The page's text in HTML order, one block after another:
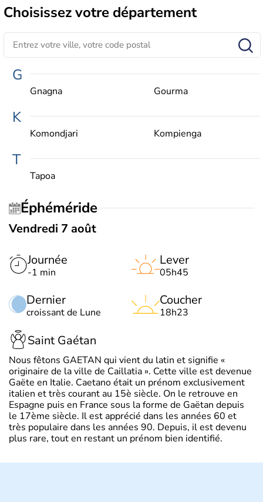
Choisissezvotre département
G
Gnagna Gourma
K
Komondjari Kompienga
T
Tapoa
Éphéméride
Vendredi 7 août
Journée
-1 min
Dernier
croissant de Lune
Lever
05h45
Coucher
18h23
Saint Gaétan
Nous fêtons GAETAN qui vient du latin et signifie «
originaire de la ville de Caillatia ». Cette ville est devenue
Gaëte en Italie. Caetano était un prénom exclusivement
italien et très courant au 15è siècle. On le retrouve en
Espagne puis en France sous la forme de Gaëtan depuis
le 17ème siècle. Il est apprécié dans les années 60 et
très populaire dans les années 90. Depuis, il est devenu
plus rare, tout en restant un prénom bien identifié.